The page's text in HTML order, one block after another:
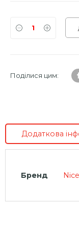
Поділися цим:
Додаткова
Бренд